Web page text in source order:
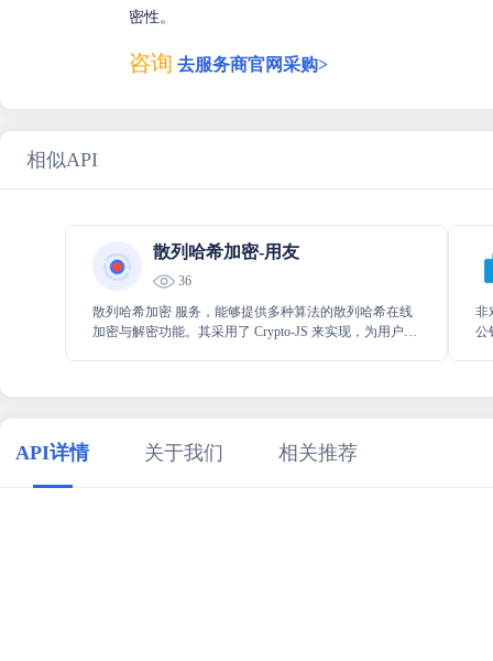
密性。
咨询 去服务商官网采购>
相似API
散列哈希加密-用友
36
散列哈希加密 服务，能够提供多种算法的散列哈希在线
加密与解密功能。其采用了 Crypto-JS 来实现，为用户提
非
公
API详情 关于我们 相关推荐